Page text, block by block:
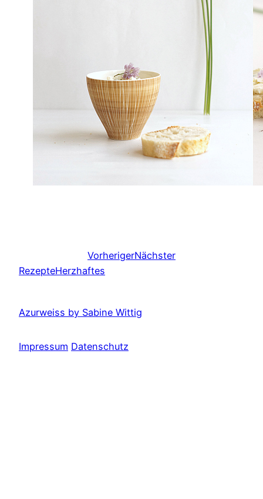
VorherigerNächster
RezepteHerzhaftes
Azurweiss by Sabine Wittig
Impressum Datenschutz